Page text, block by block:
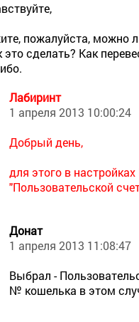
пожалуйста, можно
это сделать? Как
Лабиринт
1 апреля 2013 10:00:24
Добрый день,
для этого в
"Пользовательской
Донат
1 апреля 2013 11:08:47
Выбрал -
№ кошелька в этом